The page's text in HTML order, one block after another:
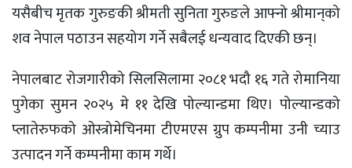
यसैबीच मृतक गुरुङकी श्रीमती सुनिता गुरुङले आफ्नो श्रीमान्‌को
शव नेपाल पठाउन सहयोग गर्ने सबैलई धन्यवाद दिएकी छन्।
नेपालबाट रोजगारीको सिलसिलामा २०८१ भदौ १६ गते रोमानिया
पुगेका सुमन २०२५ मे ११ देखि पोल्यान्डमा थिए। पोल्यान्डको
प्लातेरुफको ओस्त्रोमेचिनमा टीएमएस ग्रुप कम्पनीमा उनी च्याउ
उत्पादन गर्ने कम्पनीमा काम गर्थे।